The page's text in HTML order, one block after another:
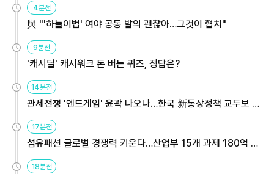
4분전
與 "'하늘이법' 여야 공동 발의 괜찮아…그것이 협치"
9분전
'캐시딜' 캐시워크 돈 버는 퀴즈, 정답은?
14분전
관세전쟁 '엔드게임' 윤곽 나오나…한국 新통상정책 교두보 활
용해야
17분전
섬유패션 글로벌 경쟁력 키운다…산업부 15개 과제 180억 지
원
18분전